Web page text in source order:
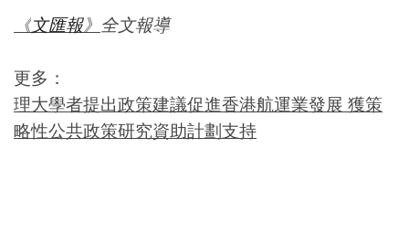
《文匯報》 全文報導
更多：
理大學者提出政策建議促進香港航運業發展 獲策
略性公共政策研究資助計劃支持